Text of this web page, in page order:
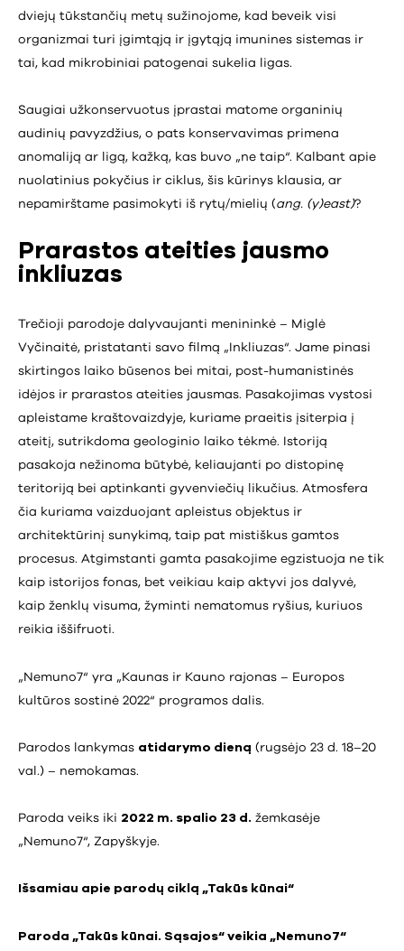
dviejų tūkstančių metų sužinojome, kad beveik visi
organizmai turi įgimtąją ir įgytąją imunines sistemas ir
tai, kad mikrobiniai patogenai sukelia ligas.
Saugiai užkonservuotus įprastai matome organinių
audinių pavyzdžius, o pats konservavimas primena
anomaliją ar ligą, kažką, kas buvo „ne taip“. Kalbant apie
nuolatinius pokyčius ir ciklus, šis kūrinys klausia, ar
nepamirštame pasimokyti iš rytų/mielių (ang. (y)east)?
Prarastos ateities jausmo
inkliuzas
Trečioji parodoje dalyvaujanti menininkė – Miglė
Vyčinaitė, pristatanti savo filmą „Inkliuzas“. Jame pinasi
skirtingos laiko būsenos bei mitai, post-humanistinės
idėjos ir prarastos ateities jausmas. Pasakojimas vystosi
apleistame kraštovaizdyje, kuriame praeitis įsiterpia į
ateitį, sutrikdoma geologinio laiko tėkmė. Istoriją
pasakoja nežinoma būtybė, keliaujanti po distopinę
teritoriją bei aptinkanti gyvenviečių likučius. Atmosfera
čia kuriama vaizduojant apleistus objektus ir
architektūrinį sunykimą, taip pat mistiškus gamtos
procesus. Atgimstanti gamta pasakojime egzistuoja ne tik
kaip istorijos fonas, bet veikiau kaip aktyvi jos dalyvė,
kaip ženklų visuma, žyminti nematomus ryšius, kuriuos
reikia iššifruoti.
„Nemuno7“ yra „Kaunas ir Kauno rajonas – Europos
kultūros sostinė 2022“ programos dalis.
Parodos lankymas atidarymo dieną (rugsėjo 23 d. 18–20
val.) – nemokamas.
Paroda veiks iki 2022 m. spalio 23 d. žemkasėje
„Nemuno7“, Zapyškyje.
Išsamiau apie parodų ciklą „Takūs kūnai“
Paroda „Takūs kūnai. Sąsajos“ veikia „Nemuno7“